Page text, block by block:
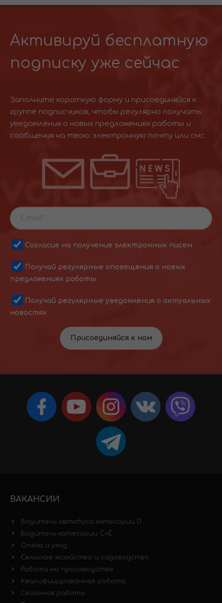
Активируй бесплатную
подписку уже сейчас
Заполните короткую форму и присоединяйся к
группе подписчиков, чтобы регулярно получать
уведомления о новых предложениях работы и
сообщения на твою электронную почту или смс.
Согласие на получение электронных писем
Получай регулярные оповещения о новых
предложениях работы
Получай регулярные уведомления о актуальных
новостях
Присоединяйся к нам
ВАКАНСИИ
Водитель автобуса категории D
Водитель категории C+E
Опека и уход
Сельское хозяйство и садоводство
Работа на производстве
Квалифицированная работа
Сезонная работа